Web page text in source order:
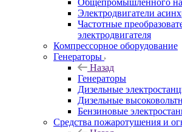
Общепромышленного
Электродвигатели
Частотные
электродвигателя
Компрессорное оборудование
Генераторы
Назад
Генераторы
Дизельные
Дизельные
Бензиновые
Средства пожаротушения и